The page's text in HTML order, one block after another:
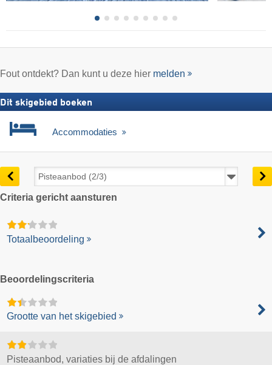
Fout ontdekt? Dan kunt u deze hier melden
Dit skigebied boeken
Accommodaties
Criteria gericht aansturen
Totaalbeoordeling
Beoordelingscriteria
Grootte van het skigebied
Pisteaanbod, variaties bij de afdalingen